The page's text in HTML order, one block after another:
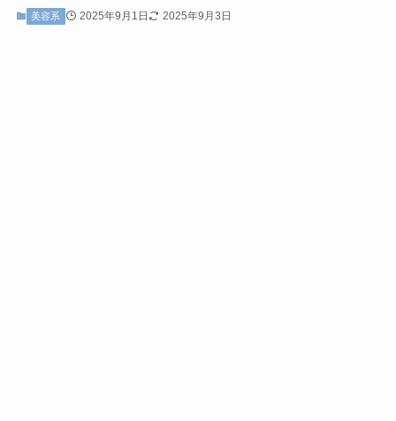
美容系 2025年9月1日 2025年9月3日